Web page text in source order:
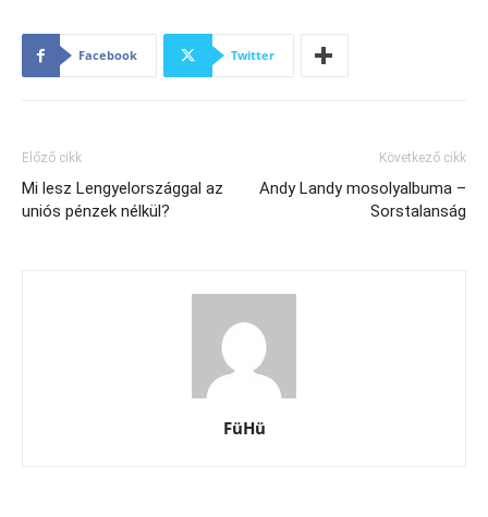
Facebook Twitter
Előző cikk
Mi lesz Lengyelországgal az
uniós pénzek nélkül?
Következő cikk
Andy Landy mosolyalbuma –
Sorstalanság
FüHü